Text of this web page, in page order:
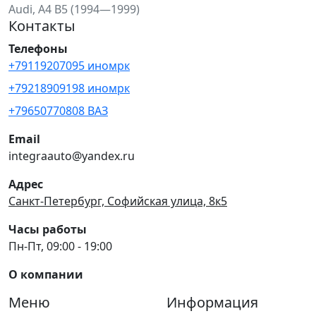
Audi, A4 B5 (1994—1999)
Контакты
Телефоны
+79119207095 иномрк
+79218909198 иномрк
+79650770808 ВАЗ
Email
integraauto@yandex.ru
Адрес
Санкт-Петербург, Софийская улица, 8к5
Часы работы
Пн-Пт, 09:00 - 19:00
О компании
Меню Информация